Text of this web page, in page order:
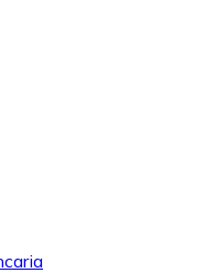
en tu tienda más